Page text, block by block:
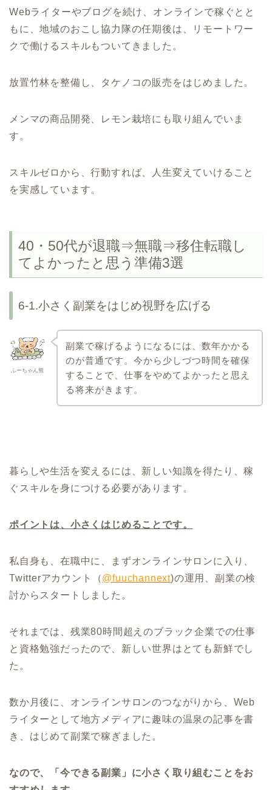
Webライターやブログを続け、オンラインで稼ぐとと
もに、地域のおこし協力隊の任期後は、リモートワー
クで働けるスキルもついてきました。
放置竹林を整備し、タケノコの販売をはじめました。
メンマの商品開発、レモン栽培にも取り組んでいま
す。
スキルゼロから、行動すれば、人生変えていけること
を実感しています。
40・50代が退職⇒無職⇒移住転職し
てよかったと思う準備3選
6-1.小さく副業をはじめ視野を広げる
ふーちゃん熊
副業で稼げるようになるには、数年かかる
のが普通です。今から少しづつ時間を確保
することで、仕事をやめてよかったと思え
る将来がきます。
暮らしや生活を変えるには、新しい知識を得たり、稼
ぐスキルを身につける必要があります。
ポイントは、小さくはじめることです。
私自身も、在職中に、まずオンラインサロンに入り、
Twitterアカウント（@fuuchannext)の運用、副業の検
討からスタートしました。
それまでは、残業80時間超えのブラック企業での仕事
と資格勉強だったので、新しい世界はとても新鮮でし
た。
数か月後に、オンラインサロンのつながりから、Web
ライターとして地方メディアに趣味の温泉の記事を書
き、はじめて副業で稼ぎました。
なので、「今できる副業」に小さく取り組むことをお